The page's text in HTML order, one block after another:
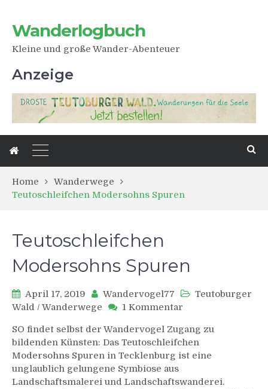
Wanderlogbuch
Kleine und große Wander-Abenteuer
Anzeige
Home
Wanderwege
Teutoschleifchen Modersohns Spuren
Teutoschleifchen
Modersohns Spuren
April 17, 2019 Wandervogel77
Teutoburger
Wald / Wanderwege 1 Kommentar
Modersohns
Spuren
SO findet selbst der Wandervogel Zugang zu
bildenden Künsten: Das Teutoschleifchen
Modersohns Spuren in Tecklenburg ist eine
unglaublich gelungene Symbiose aus
Landschaftsmalerei und Landschaftswanderei.